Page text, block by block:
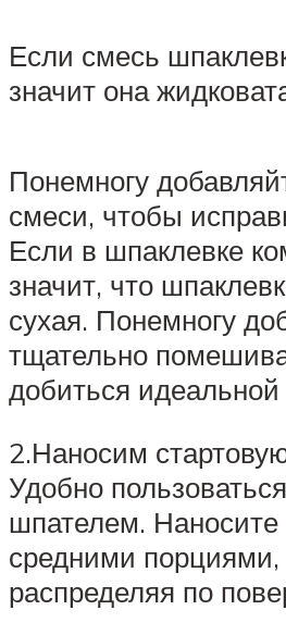
Если смесь
значит она
Понемногу
смеси, чтобы
Если в шпаклевке
значит, что
сухая. Понемногу
тщательно
добиться идеальной
2.Наносим
Удобно
шпателем. Наносите
средними
распределяя по